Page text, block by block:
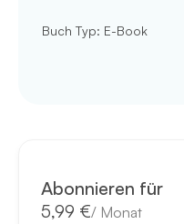
Buch Typ: E-Book
Abonnieren für
5,99 €/ Monat